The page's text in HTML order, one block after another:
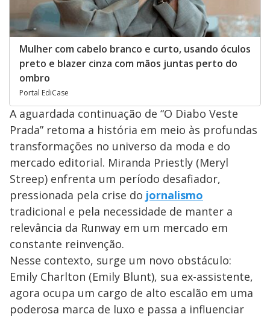
Mulher com cabelo branco e curto, usando óculos
preto e blazer cinza com mãos juntas perto do
ombro
Portal EdiCase
A aguardada continuação de “O Diabo Veste
Prada” retoma a história em meio às profundas
transformações no universo da moda e do
mercado editorial. Miranda Priestly (Meryl
Streep) enfrenta um período desafiador,
pressionada pela crise do jornalismo
tradicional e pela necessidade de manter a
relevância da Runway em um mercado em
constante reinvenção.
Nesse contexto, surge um novo obstáculo:
Emily Charlton (Emily Blunt), sua ex-assistente,
agora ocupa um cargo de alto escalão em uma
poderosa marca de luxo e passa a influenciar